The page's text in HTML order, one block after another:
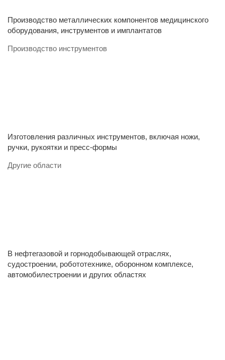
Производство металлических компонентов медицинского
оборудования, инструментов и имплантатов
Производство инструментов
Изготовления различных инструментов, включая ножи,
ручки, рукоятки и пресс-формы
Другие области
В нефтегазовой и горнодобывающей отраслях,
судостроении, робототехнике, оборонном комплексе,
автомобилестроении и других областях